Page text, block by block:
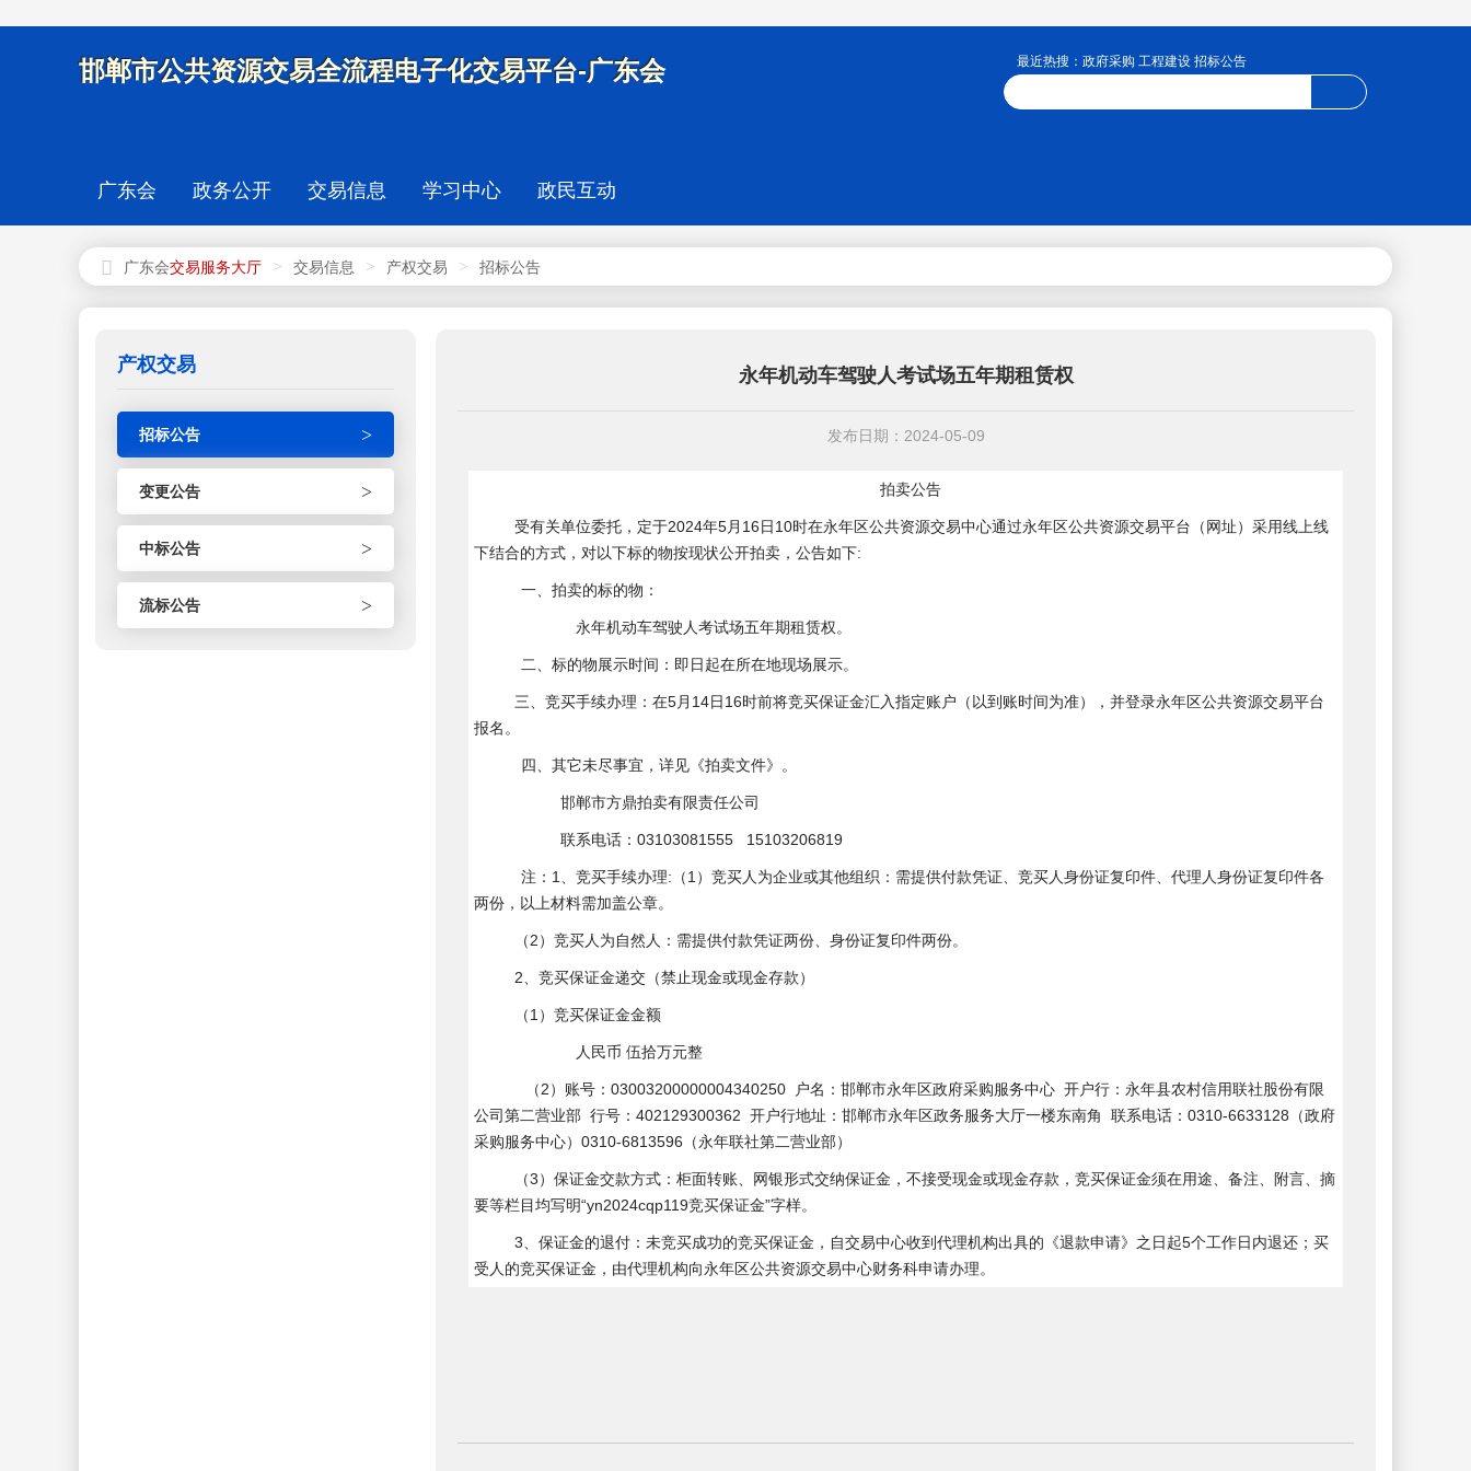
邯郸市公共资源交易全流程电子化交易平台-广东会 最近热搜：政府采购 工程建设 招标公告
广东会 政务公开 交易信息 学习中心 政民互动
广东会 > 交易信息 > 产权交易 > 招标公告
产权交易
招标公告 >
变更公告 >
中标公告 >
流标公告 >
永年机动车驾驶人考试场五年期租赁权
发布日期：2024-05-09
拍卖公告
受有关单位委托，定于2024年5月 16日10时在永年区公共资源交易中心通过永年区公共资源交易平台 （网址）采用线上线
下结合的方式 ，对以下标的物按现状公开拍卖，公告如下:
一、拍卖的标的物：
永年机动车驾驶人考试场五年期租赁权。
二、标的物展示时间：即日起在所在地现场展示。
三、竞买手续办理：在5月 14日16时前将竞买保证金汇入指定账户（以到账时间为准），并登录永年区公共资源交易平台
报名。
四、其它未尽事宜，详见《拍卖文件》。
邯郸市方鼎拍卖有限责任公司
联系电话：03103081555 15103206819
注： 1 竞买手续办理: （1 ）竞买人为企业或其他组织：需提供付款凭证、竞买人身份证复印件、代理人身份证复印件各
两份，以上材料需加盖公章。
（2）竞买人为自然人 ：需提供付款凭证两份、身份证复印件两份。
2 、竞买保证金递交（禁止现金或现金存款）
（1 ）竞买保证金金额
人民币 伍拾万元整
（2）账号：03003200000004340250 户名：邯郸市永年区政府采购服务中心 开户行：永年县农村信用联社股份有限
公司第二营业部 行号：402129300362 开户行地址：邯郸市永年区政务服务大厅一楼东南角 联系电话：0310-6633128（政府
采购服务中心）0310-6813596（永年联社第二营业部）
（3）保证金交款方式：柜面转账、网银形式交纳保证金，不接受现金或现金存款，竞买保证金须在用途、备注、附言、摘
要等栏目均写明“yn2024cqp119竞买保证金”字样。
3、保证金的退付：未竞买成功的竞买保证金，自交易中心收到代理机构出具的《退款申请》之日起5个工作日内退还；买
受人的竞买保证金，由代理机构向永年区公共资源交易中心财务科申请办理。